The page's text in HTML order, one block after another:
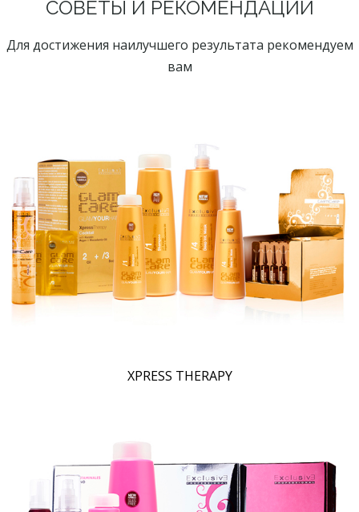
СОВЕТЫ И РЕКОМЕНДАЦИИ
Для достижения наилучшего результата рекомендуем
вам
XPRESS THERAPY